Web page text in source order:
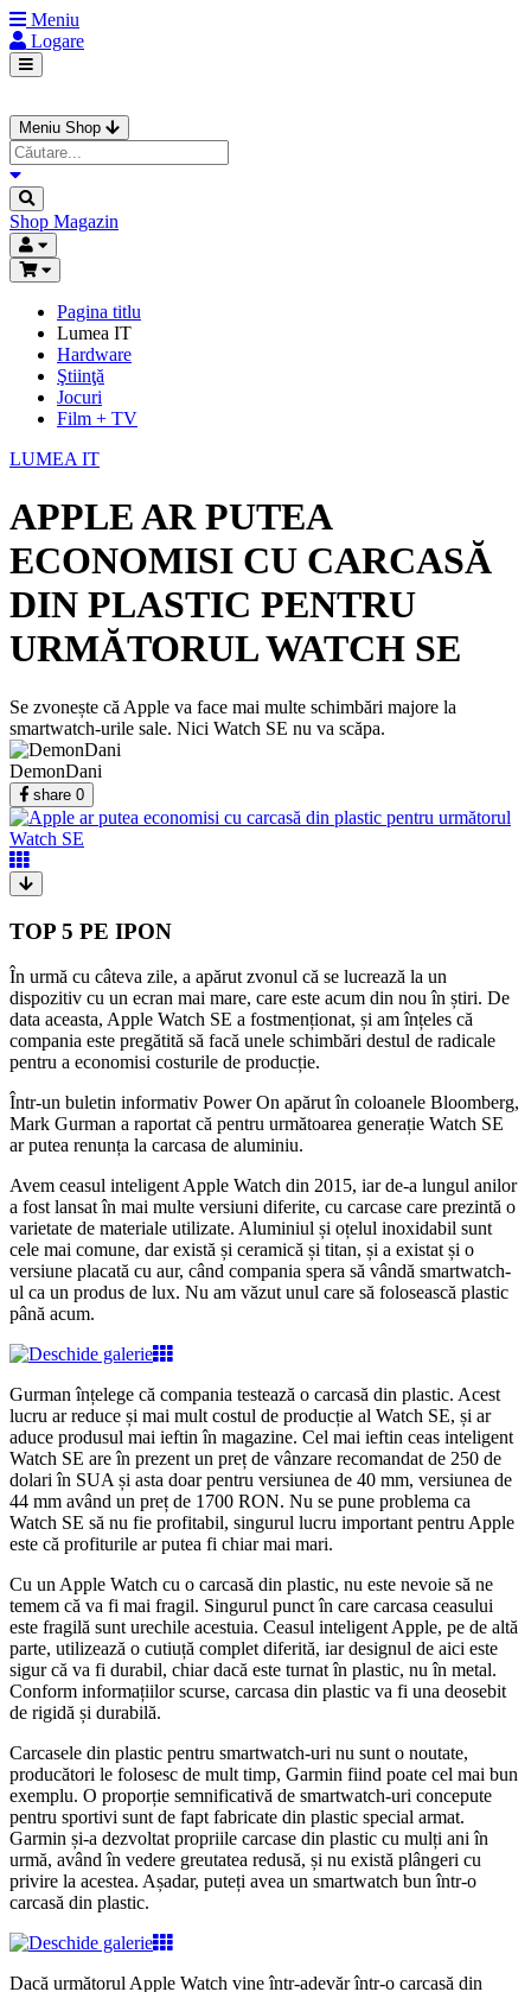
Meniu
Logare
Meniu Shop
Shop Magazin
Pagina titlu
Lumea IT
Hardware
Ştiinţă
Jocuri
Film + TV
LUMEA IT
APPLE AR PUTEA
ECONOMISI CU CARCASĂ
DIN PLASTIC PENTRU
URMĂTORUL WATCH SE
Se zvonește că Apple va face mai multe schimbări majore la
smartwatch-urile sale. Nici Watch SE nu va scăpa.
DemonDani
share 0
TOP 5 PE IPON
În urmă cu câteva zile, a apărut zvonul că se lucrează la un
dispozitiv cu un ecran mai mare, care este acum din nou în știri. De
data aceasta, Apple Watch SE a fostmenționat, și am înțeles că
compania este pregătită să facă unele schimbări destul de radicale
pentru a economisi costurile de producție.
Într-un buletin informativ Power On apărut în coloanele Bloomberg,
Mark Gurman a raportat că pentru următoarea generație Watch SE
ar putea renunța la carcasa de aluminiu.
Avem ceasul inteligent Apple Watch din 2015, iar de-a lungul anilor
a fost lansat în mai multe versiuni diferite, cu carcase care prezintă o
varietate de materiale utilizate. Aluminiul și oțelul inoxidabil sunt
cele mai comune, dar există și ceramică și titan, și a existat și o
versiune placată cu aur, când compania spera să vândă smartwatch-
ul ca un produs de lux. Nu am văzut unul care să folosească plastic
până acum.
Gurman înțelege că compania testează o carcasă din plastic. Acest
lucru ar reduce și mai mult costul de producție al Watch SE, și ar
aduce produsul mai ieftin în magazine. Cel mai ieftin ceas inteligent
Watch SE are în prezent un preț de vânzare recomandat de 250 de
dolari în SUA și asta doar pentru versiunea de 40 mm, versiunea de
44 mm având un preț de 1700 RON. Nu se pune problema ca
Watch SE să nu fie profitabil, singurul lucru important pentru Apple
este că profiturile ar putea fi chiar mai mari.
Cu un Apple Watch cu o carcasă din plastic, nu este nevoie să ne
temem că va fi mai fragil. Singurul punct în care carcasa ceasului
este fragilă sunt urechile acestuia. Ceasul inteligent Apple, pe de altă
parte, utilizează o cutiuță complet diferită, iar designul de aici este
sigur că va fi durabil, chiar dacă este turnat în plastic, nu în metal.
Conform informațiilor scurse, carcasa din plastic va fi una deosebit
de rigidă și durabilă.
Carcasele din plastic pentru smartwatch-uri nu sunt o noutate,
producători le folosesc de mult timp, Garmin fiind poate cel mai bun
exemplu. O proporție semnificativă de smartwatch-uri concepute
pentru sportivi sunt de fapt fabricate din plastic special armat.
Garmin și-a dezvoltat propriile carcase din plastic cu mulți ani în
urmă, având în vedere greutatea redusă, și nu există plângeri cu
privire la acestea. Așadar, puteți avea un smartwatch bun într-o
carcasă din plastic.
Dacă următorul Apple Watch vine într-adevăr într-o carcasă din